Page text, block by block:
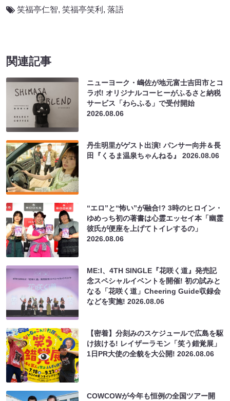
笑福亭仁智, 笑福亭笑利 , 落語
関連記事
ニューヨーク・嶋佐が地元富士吉田市とコ
ラボ! オリジナルコーヒーがふるさと納税
サービス「わらふる」で受付開始
2026.08.06
丹生明里がゲスト出演! パンサー向井＆長
田『くるま温泉ちゃんねる』2026.08.06
“エロ”と“怖い”が融合!? 3時のヒロイン・
ゆめっち初の著書は心霊エッセイ本「幽霊
彼氏が便座を上げてトイレするの」
2026.08.06
ME:I、4TH SINGLE『花咲く道』発売記
念スペシャルイベントを開催! 初の試みと
なる「花咲く道」Cheering Guide収録会
などを実施!2026.08.06
【密着】分刻みのスケジュールで広島を駆
け抜ける! レイザーラモン「笑う錯覚展」
1日PR大使の全貌を大公開!2026.08.06
COWCOWが今年も恒例の全国ツアー開